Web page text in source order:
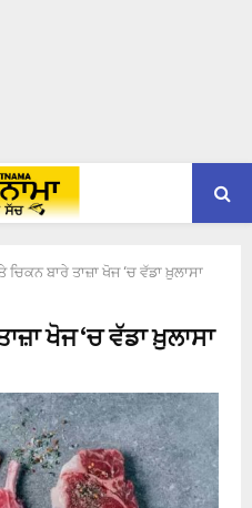
ਚਿਕਨ ਬਾਰੇ ਤਾਜ਼ਾ ਖੋਜ ‘ਚ ਵੱਡਾ ਖ਼ੁਲਾਸਾ
ਖੋਜ ‘ਚ ਵੱਡਾ ਖ਼ੁਲਾਸਾ